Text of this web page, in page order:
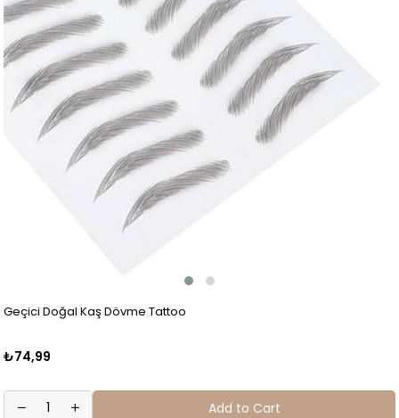
Geçici Doğal Kaş Dövme Tattoo
₺74,99
Add to Cart